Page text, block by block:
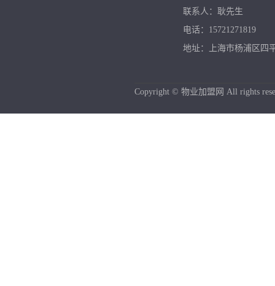
联系人：耿先生
电话：15721271819
地址：上海市杨浦区四
Copyright © 物业加盟网 All rights